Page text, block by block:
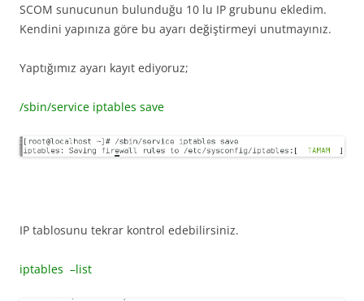
SCOM sunucunun bulunduğu 10 lu IP grubunu ekledim.
Kendini yapınıza göre bu ayarı değiştirmeyi unutmayınız.
Yaptığımız ayarı kayıt ediyoruz;
/sbin/service iptables save
IP tablosunu tekrar kontrol edebilirsiniz.
iptables –list